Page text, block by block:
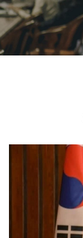
الشئون الأكاديمية
البحث العلمي